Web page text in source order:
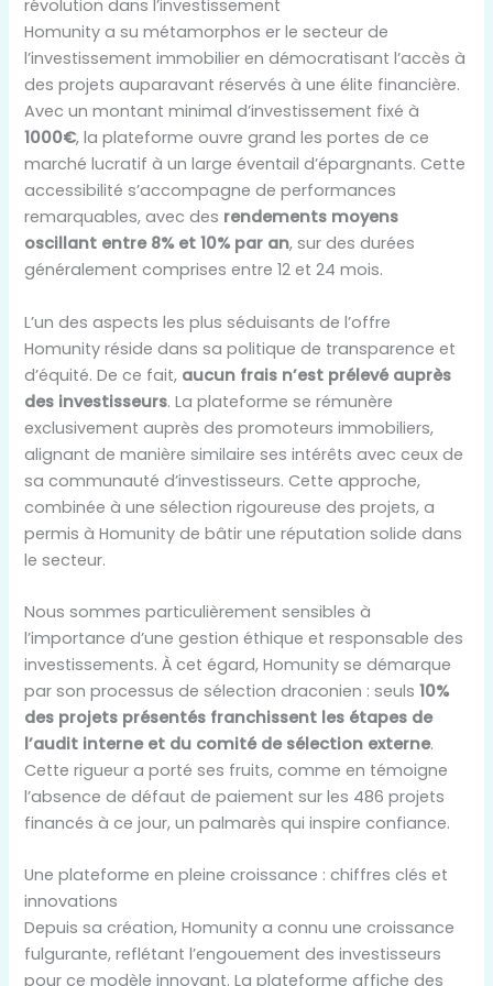
révolution dans l’investissement
Homunity a su métamorphos er le secteur de
l’investissement immobilier en démocratisant l’accès à
des projets auparavant réservés à une élite financière.
Avec un montant minimal d’investissement fixé à
1000€, la plateforme ouvre grand les portes de ce
marché lucratif à un large éventail d’épargnants. Cette
accessibilité s’accompagne de performances
remarquables, avec des rendements moyens
oscillant entre 8% et 10% par an, sur des durées
généralement comprises entre 12 et 24 mois.
L’un des aspects les plus séduisants de l’offre
Homunity réside dans sa politique de transparence et
d’équité. De ce fait, aucun frais n’est prélevé auprès
des investisseurs. La plateforme se rémunère
exclusivement auprès des promoteurs immobiliers,
alignant de manière similaire ses intérêts avec ceux de
sa communauté d’investisseurs. Cette approche,
combinée à une sélection rigoureuse des projets, a
permis à Homunity de bâtir une réputation solide dans
le secteur.
Nous sommes particulièrement sensibles à
l’importance d’une gestion éthique et responsable des
investissements. À cet égard, Homunity se démarque
par son processus de sélection draconien : seuls10%
des projets présentés franchissent les étapes de
l’audit interne et du comité de sélection externe.
Cette rigueur a porté ses fruits, comme en témoigne
l’absence de défaut de paiement sur les 486 projets
financés à ce jour, un palmarès qui inspire confiance.
Une plateforme en pleine croissance : chiffres clés et
innovations
Depuis sa création, Homunity a connu une croissance
fulgurante, reflétant l’engouement des investisseurs
pour ce modèle innovant. La plateforme affiche des